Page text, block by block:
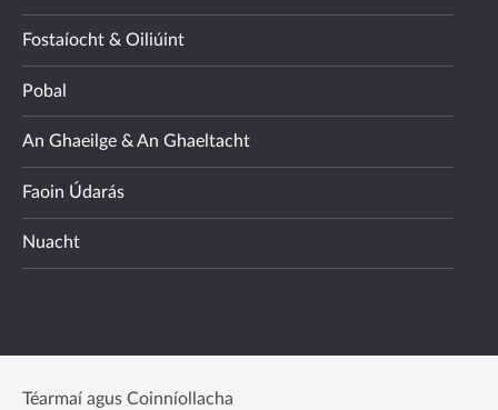
Fostaíocht & Oiliúint
Pobal
An Ghaeilge & An Ghaeltacht
Faoin Údarás
Nuacht
Téarmaí agus Coinníollacha